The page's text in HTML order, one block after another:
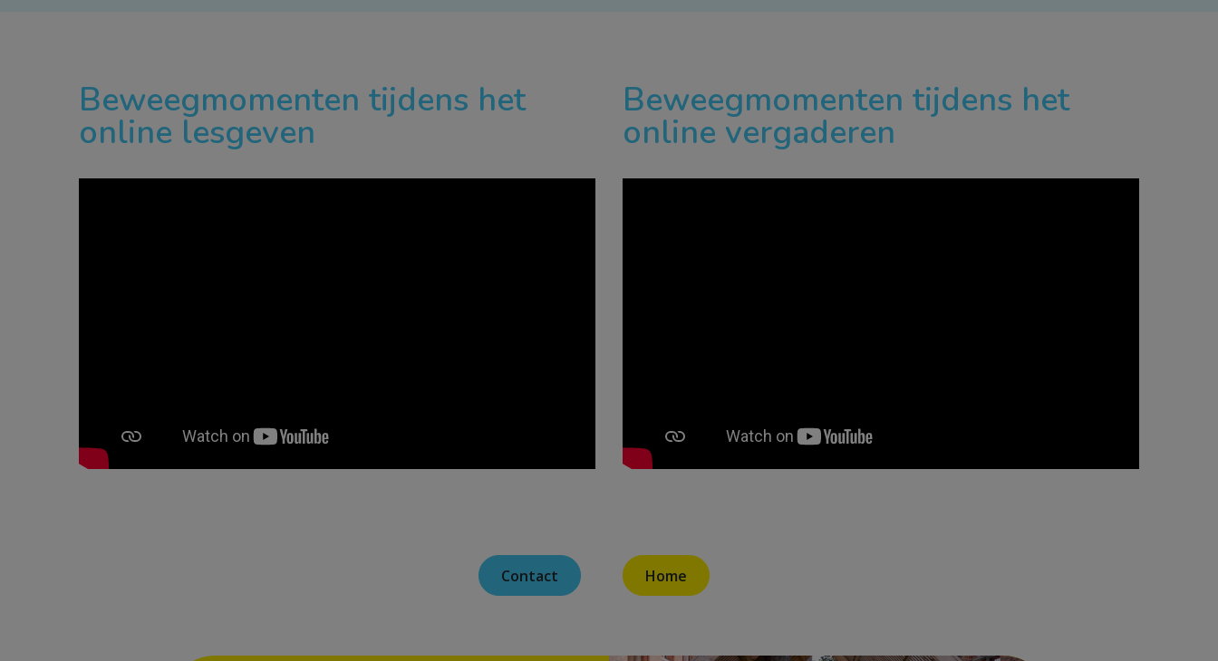
Beweegmomenten tijdens het
online lesgeven
Beweegmomenten tijdens het
online vergaderen
Contact Home